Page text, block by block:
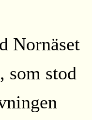
Nornäset
som stod